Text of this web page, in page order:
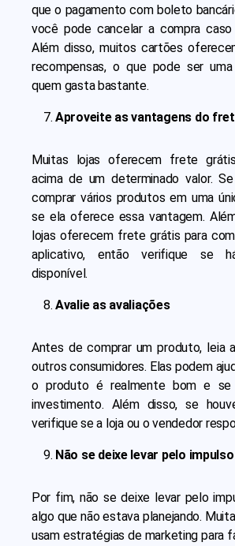
que o pagamento com boleto
você pode cancelar a compra
Além disso, muitos cartões
recompensas, o que pode ser
quem gasta bastante.
Aproveite as vantagens do
Muitas lojas oferecem frete
acima de um determinado valor.
comprar vários produtos em uma
se ela oferece essa vantagem.
lojas oferecem frete grátis para
aplicativo, então verifique se
disponível.
Avalie as avaliações
Antes de comprar um produto, leia
outros consumidores. Elas podem
o produto é realmente bom e
investimento. Além disso, se
verifique se a loja ou o vendedor
Não se deixe levar pelo impulso
Por fim, não se deixe levar pelo
algo que não estava planejando.
usam estratégias de marketing para